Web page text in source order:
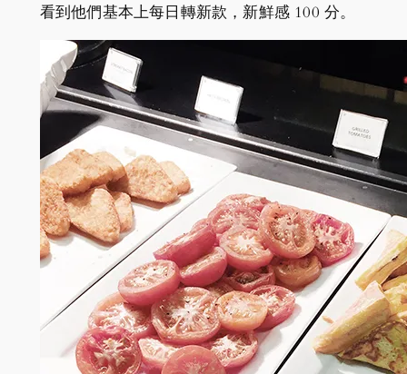
看到他們基本上每日轉新款，新鮮感 100 分。